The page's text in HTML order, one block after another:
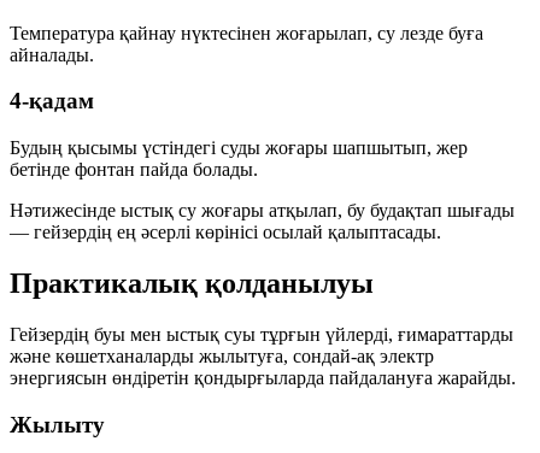
Температура қайнау нүктесінен жоғарылап, су лезде буға
айналады.
4-қадам
Будың қысымы үстіндегі суды жоғары шапшытып, жер
бетінде фонтан пайда болады.
Нәтижесінде ыстық су жоғары атқылап, бу будақтап шығады
— гейзердің ең әсерлі көрінісі осылай қалыптасады.
Практикалық қолданылуы
Гейзердің буы мен ыстық суы тұрғын үйлерді, ғимараттарды
және көшетханаларды жылытуға, сондай-ақ электр
энергиясын өндіретін қондырғыларда пайдалануға жарайды.
Жылыту